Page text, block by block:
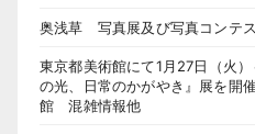
奥浅草 写真展及び写真コンテ
東京都美術館にて1月27日（火
の光、日常のかがやき』展を
館 混雑情報他